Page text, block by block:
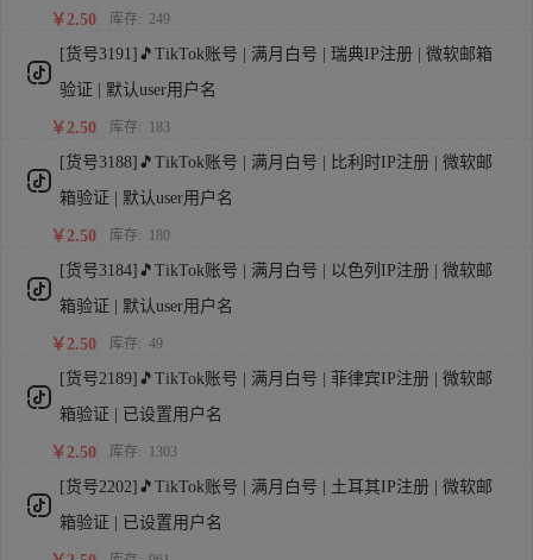
￥2.50 库存: 249
[货号3191]🎵TikTok账号 | 满月白号 | 瑞典IP注册 | 微软邮箱
验证 | 默认user用户名
￥2.50 库存: 183
[货号3188]🎵TikTok账号 | 满月白号 | 比利时IP注册 | 微软邮
箱验证 | 默认user用户名
￥2.50 库存: 180
[货号3184]🎵TikTok账号 | 满月白号 | 以色列IP注册 | 微软邮
箱验证 | 默认user用户名
￥2.50 库存: 49
[货号2189]🎵TikTok账号 | 满月白号 | 菲律宾IP注册 | 微软邮
箱验证 | 已设置用户名
￥2.50 库存: 1303
[货号2202]🎵TikTok账号 | 满月白号 | 土耳其IP注册 | 微软邮
箱验证 | 已设置用户名